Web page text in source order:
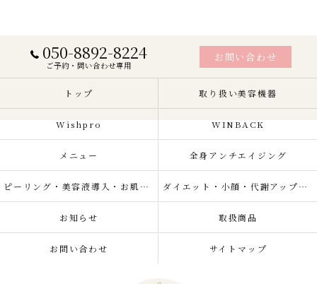
050-8892-8224
ご予約・問い合わせ専用
お問い合わせ
トップ 取り扱い美容機器
Wishpro WINBACK
メニュー 全身アンチエイジング
ピーリング・美容液導入・お肌の悩み改善 ダイエット・小顔・代謝アップ・肌質改善・リラクゼーション
お知らせ 取扱商品
お問い合わせ サイトマップ